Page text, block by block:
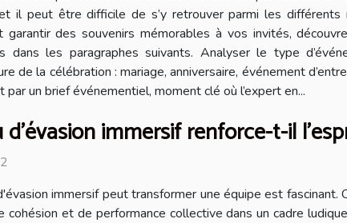
il peut être difficile de s’y retrouver parmi les différents
des souvenirs mémorables à vos invités,
les paragraphes suivants. Analyser le type
de la célébration : mariage, anniversaire, événement
un brief événementiel, moment clé où l’expert en...
immersif renforce-t-il
immersif peut transformer une équipe est fascinant.
cohésion et de performance collective dans un cadre